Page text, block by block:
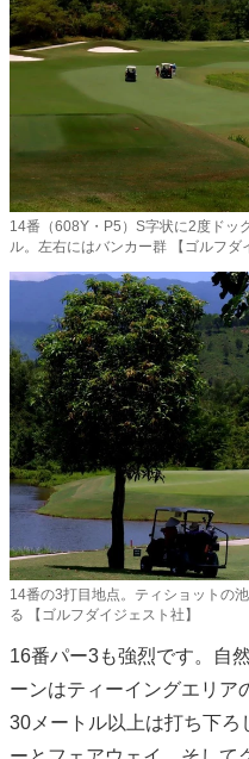
14番（608Y・P5）S字状に2度ドッ
ル。左右にはバンカー群 【ゴルフダ
14番の3打目地点。ティショットの
る 【ゴルフダイジェスト社】
16番パー3も強烈です。自
ーンはティーイングエリア
30メートル以上は打ち下ろ